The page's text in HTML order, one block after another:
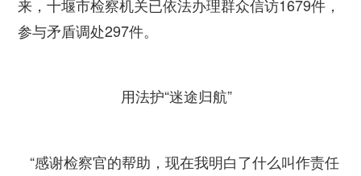
来，十堰市检察机关已依法办理群众信访1679件，
参与矛盾调处297件。
用法护“迷途归航”
“感谢检察官的帮助，现在我明白了什么叫作责任